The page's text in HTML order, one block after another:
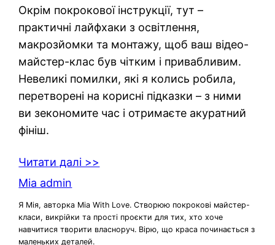
Окрім покрокової інструкції, тут –
практичні лайфхаки з освітлення,
макрозйомки та монтажу, щоб ваш відео-
майстер-клас був чітким і привабливим.
Невеликі помилки, які я колись робила,
перетворені на корисні підказки – з ними
ви зекономите час і отримаєте акуратний
фініш.
Читати далі >>
Mia admin
Я Мія, авторка Mia With Love. Створюю покрокові майстер-
класи, викрійки та прості проєкти для тих, хто хоче
навчитися творити власноруч. Вірю, що краса починається з
маленьких деталей.